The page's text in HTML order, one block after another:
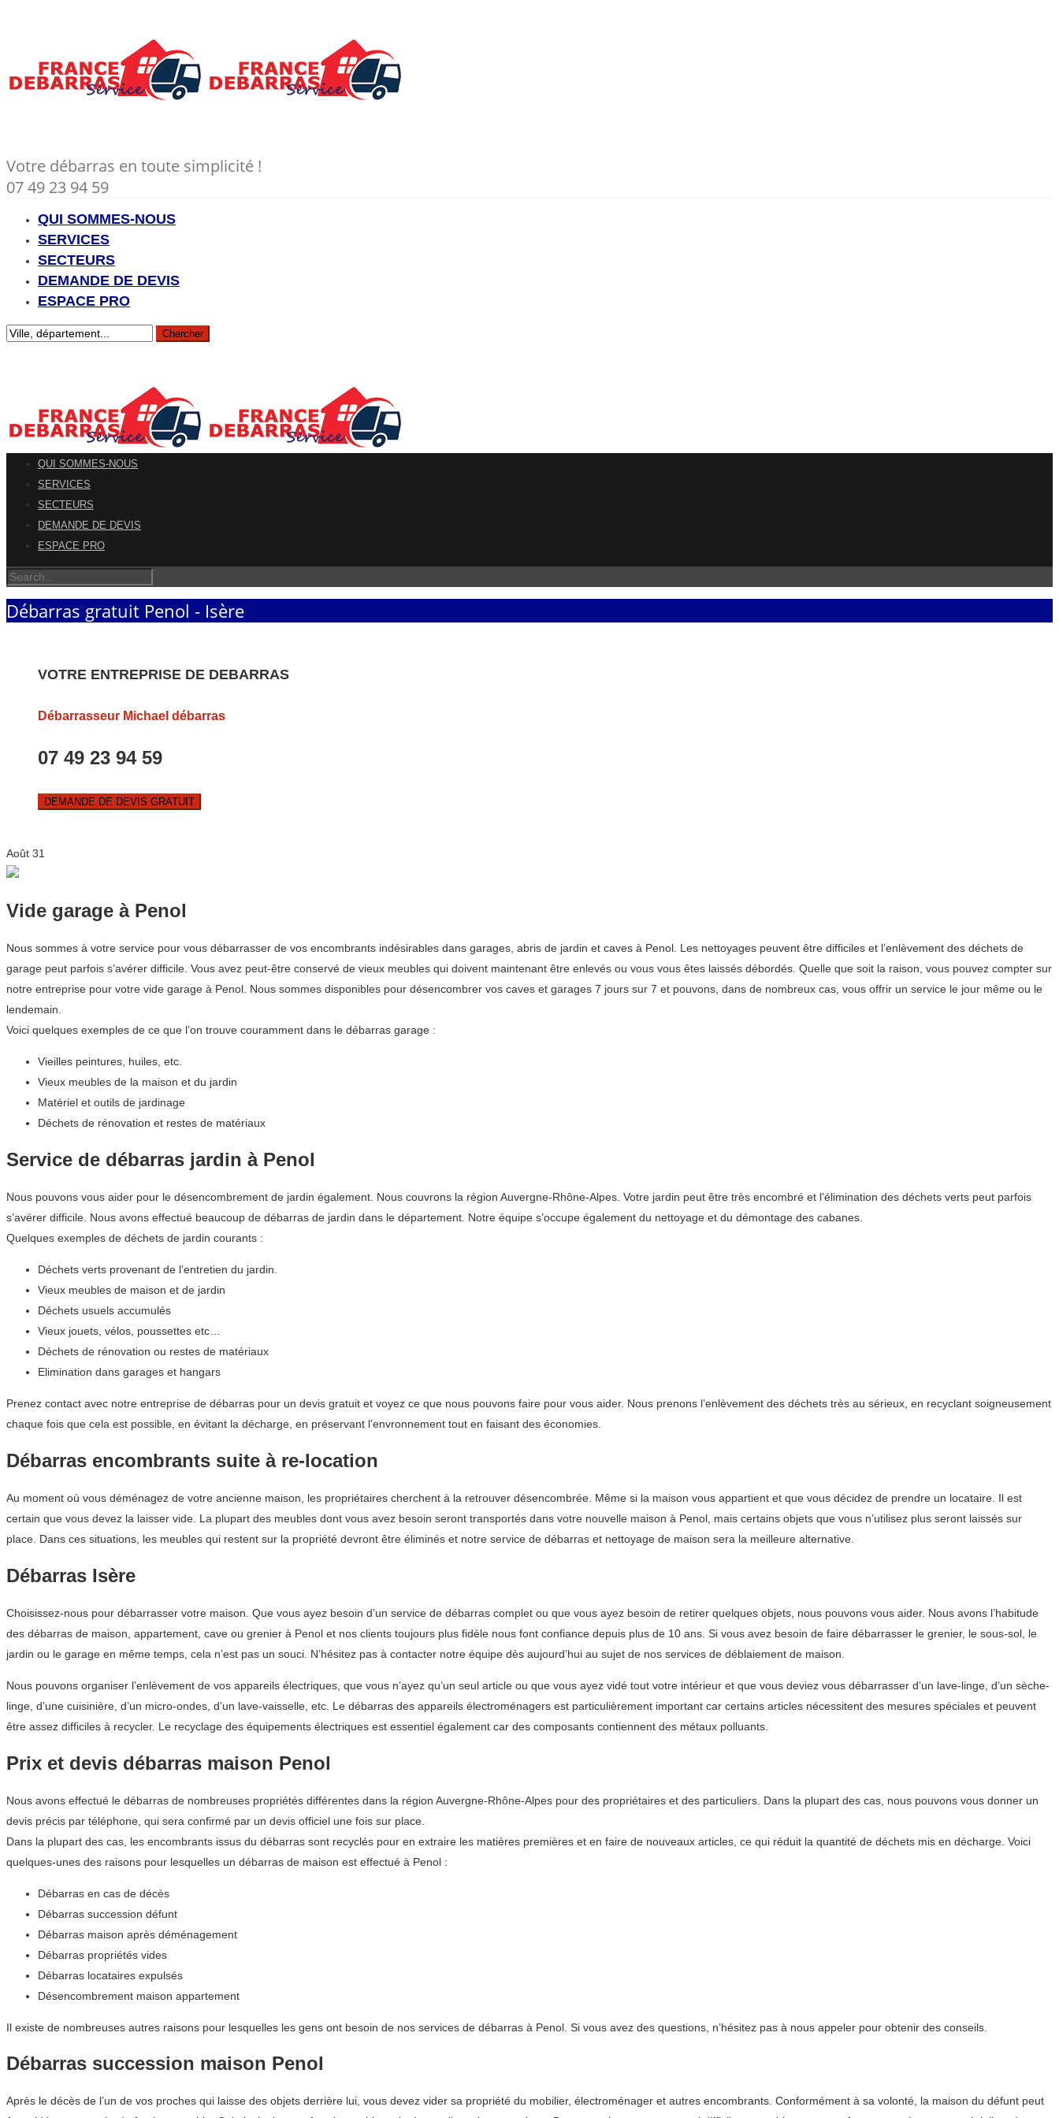
Votre débarras en toute simplicité !
07 49 23 94 59
QUI SOMMES-NOUS
SERVICES
SECTEURS
DEMANDE DE DEVIS
ESPACE PRO
QUI SOMMES-NOUS
SERVICES
SECTEURS
DEMANDE DE DEVIS
ESPACE PRO
Débarras gratuit Penol - Isère
VOTRE ENTREPRISE DE DEBARRAS
Débarrasseur Michael débarras
07 49 23 94 59
DEMANDE DE DEVIS GRATUIT
Août 31
Vide garage à Penol
Nous sommes à votre service pour vous débarrasser de vos encombrants indésirables dans garages, abris de jardin et caves à Penol. Les nettoyages peuvent être difficiles et l’enlèvement des déchets de
garage peut parfois s’avérer difficile. Vous avez peut-être conservé de vieux meubles qui doivent maintenant être enlevés ou vous vous êtes laissés débordés. Quelle que soit la raison, vous pouvez compter sur
notre entreprise pour votre vide garage à Penol. Nous sommes disponibles pour désencombrer vos caves et garages 7 jours sur 7 et pouvons, dans de nombreux cas, vous offrir un service le jour même ou le
lendemain.
Voici quelques exemples de ce que l’on trouve couramment dans le débarras garage :
Vieilles peintures, huiles, etc.
Vieux meubles de la maison et du jardin
Matériel et outils de jardinage
Déchets de rénovation et restes de matériaux
Service de débarras jardin à Penol
Nous pouvons vous aider pour le désencombrement de jardin également. Nous couvrons la région Auvergne-Rhône-Alpes. Votre jardin peut être très encombré et l’élimination des déchets verts peut parfois
s’avérer difficile. Nous avons effectué beaucoup de débarras de jardin dans le département. Notre équipe s’occupe également du nettoyage et du démontage des cabanes.
Quelques exemples de déchets de jardin courants :
Déchets verts provenant de l’entretien du jardin.
Vieux meubles de maison et de jardin
Déchets usuels accumulés
Vieux jouets, vélos, poussettes etc…
Déchets de rénovation ou restes de matériaux
Elimination dans garages et hangars
Prenez contact avec notre entreprise de débarras pour un devis gratuit et voyez ce que nous pouvons faire pour vous aider. Nous prenons l’enlèvement des déchets très au sérieux, en recyclant soigneusement
chaque fois que cela est possible, en évitant la décharge, en préservant l’envronnement tout en faisant des économies.
Débarras encombrants suite à re-location
Au moment où vous déménagez de votre ancienne maison, les propriétaires cherchent à la retrouver désencombrée. Même si la maison vous appartient et que vous décidez de prendre un locataire. Il est
certain que vous devez la laisser vide. La plupart des meubles dont vous avez besoin seront transportés dans votre nouvelle maison à Penol, mais certains objets que vous n’utilisez plus seront laissés sur
place. Dans ces situations, les meubles qui restent sur la propriété devront être éliminés et notre service de débarras et nettoyage de maison sera la meilleure alternative.
Débarras Isère
Choisissez-nous pour débarrasser votre maison. Que vous ayez besoin d’un service de débarras complet ou que vous ayez besoin de retirer quelques objets, nous pouvons vous aider. Nous avons l’habitude
des débarras de maison, appartement, cave ou grenier à Penol et nos clients toujours plus fidèle nous font confiance depuis plus de 10 ans. Si vous avez besoin de faire débarrasser le grenier, le sous-sol, le
jardin ou le garage en même temps, cela n’est pas un souci. N’hésitez pas à contacter notre équipe dès aujourd’hui au sujet de nos services de déblaiement de maison.
Nous pouvons organiser l’enlèvement de vos appareils électriques, que vous n’ayez qu’un seul article ou que vous ayez vidé tout votre intérieur et que vous deviez vous débarrasser d’un lave-linge, d’un sèche-
linge, d’une cuisinière, d’un micro-ondes, d’un lave-vaisselle, etc. Le débarras des appareils électroménagers est particulièrement important car certains articles nécessitent des mesures spéciales et peuvent
être assez difficiles à recycler. Le recyclage des équipements électriques est essentiel également car des composants contiennent des métaux polluants.
Prix et devis débarras maison Penol
Nous avons effectué le débarras de nombreuses propriétés différentes dans la région Auvergne-Rhône-Alpes pour des propriétaires et des particuliers. Dans la plupart des cas, nous pouvons vous donner un
devis précis par téléphone, qui sera confirmé par un devis officiel une fois sur place.
Dans la plupart des cas, les encombrants issus du débarras sont recyclés pour en extraire les matières premières et en faire de nouveaux articles, ce qui réduit la quantité de déchets mis en décharge. Voici
quelques-unes des raisons pour lesquelles un débarras de maison est effectué à Penol :
Débarras en cas de décès
Débarras succession défunt
Débarras maison après déménagement
Débarras propriétés vides
Débarras locataires expulsés
Désencombrement maison appartement
Il existe de nombreuses autres raisons pour lesquelles les gens ont besoin de nos services de débarras à Penol. Si vous avez des questions, n’hésitez pas à nous appeler pour obtenir des conseils.
Débarras succession maison Penol
Après le décès de l’un de vos proches qui laisse des objets derrière lui, vous devez vider sa propriété du mobilier, électroménager et autres encombrants. Conformément à sa volonté, la maison du défunt peut